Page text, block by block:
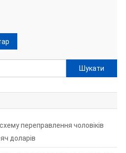
Пошук:
переправлення чоловіків
доларів